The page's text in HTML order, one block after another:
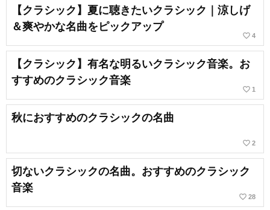
【クラシック】夏に聴きたいクラシック｜涼しげ
＆爽やかな名曲をピックアップ
favorite_border 4
【クラシック】有名な明るいクラシック音楽。お
すすめのクラシック音楽
favorite_border 1
秋におすすめのクラシックの名曲
favorite_border 2
切ないクラシックの名曲。おすすめのクラシック
音楽
favorite_border 28